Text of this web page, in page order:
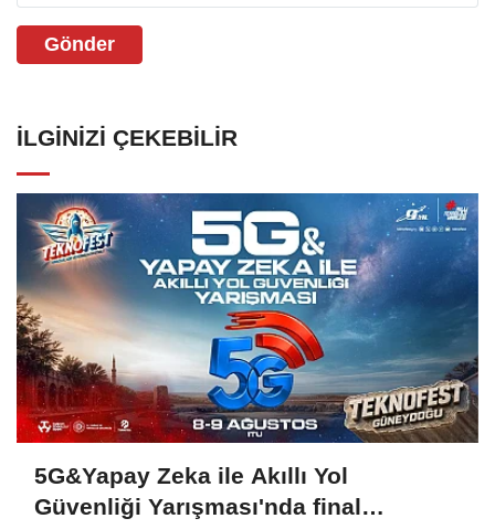
Gönder
İLGINIZI ÇEKEBILIR
5G&Yapay Zeka ile Akıllı Yol
Güvenliği Yarışması'nda final